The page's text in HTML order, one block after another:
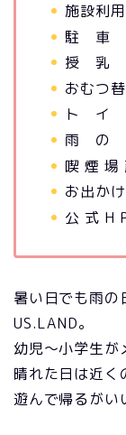
施設利
駐 車
授 乳
おむつ
ト イ
雨 の
喫 煙 場
お出か
公 式 H
暑い日でも雨の
US.LAND。
幼児～小学生が
晴れた日は近く
遊んで帰るがい